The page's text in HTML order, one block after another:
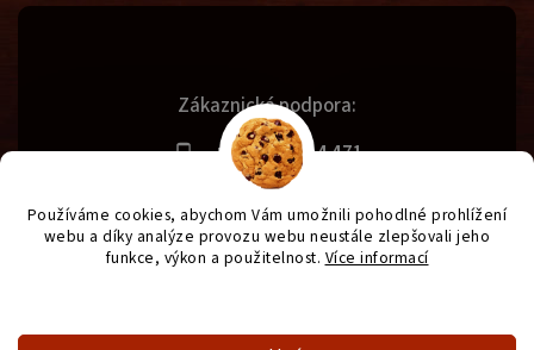
Používáme cookies, abychom Vám umožnili pohodlné prohlížení
webu a díky analýze provozu webu neustále zlepšovali jeho
funkce, výkon a použitelnost. Více informací
Zákaznická podpora:
+420 731 614 471
info@svetgrilu.cz